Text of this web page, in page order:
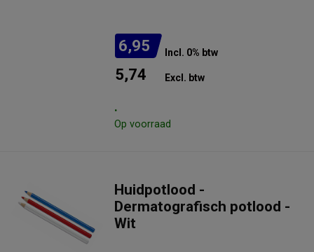
6,95 Incl. 0% btw
5,74 Excl. btw
.
Op voorraad
Huidpotlood -
Dermatografisch potlood -
Wit